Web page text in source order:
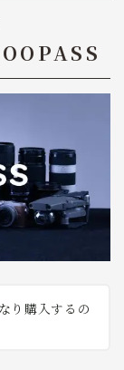
り購入するの